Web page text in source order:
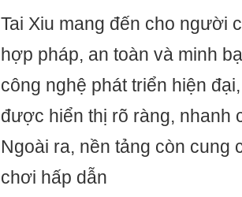
Tai Xiu mang đến cho người
hợp pháp, an toàn và minh
công nghệ phát triển hiện
được hiển thị rõ ràng, nhanh
Ngoài ra, nền tảng còn cung
chơi hấp dẫn